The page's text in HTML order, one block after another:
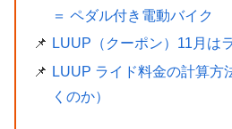
＝ ペダル付き電動バイク
LUUP（クーポン）11月は
LUUP ライド料金の計算方
くのか）